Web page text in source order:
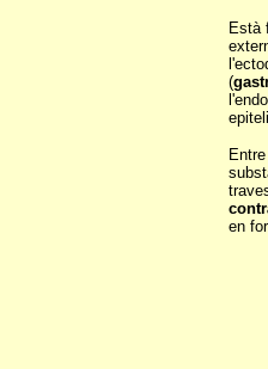
Està
(
en